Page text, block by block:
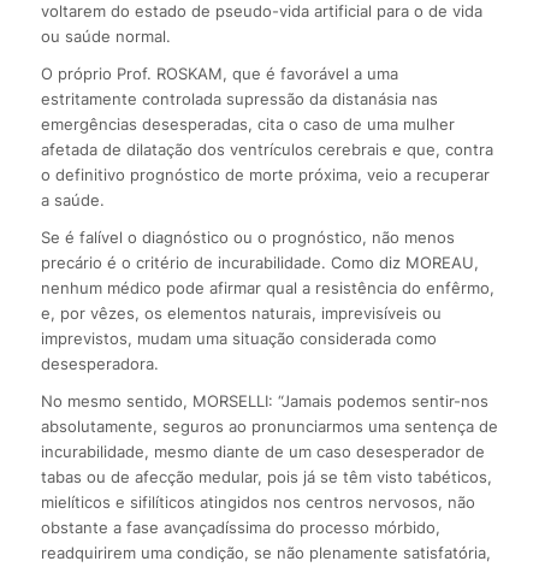
voltarem do estado de pseudo-vida artificial para o de vida
ou saúde normal.
O próprio Prof. ROSKAM, que é favorável a uma
estritamente controlada supressão da distanásia nas
emergências desesperadas, cita o caso de uma mulher
afetada de dilatação dos ventrículos cerebrais e que, contra
o definitivo prognóstico de morte próxima, veio a recuperar
a saúde.
Se é falível o diagnóstico ou o prognóstico, não menos
precário é o critério de incurabilidade. Como diz MOREAU,
nenhum médico pode afirmar qual a resistência do enfêrmo,
e, por vêzes, os elementos naturais, imprevisíveis ou
imprevistos, mudam uma situação considerada como
desesperadora.
No mesmo sentido, MORSELLI: “Jamais podemos sentir-nos
absolutamente, seguros ao pronunciarmos uma sentença de
incurabilidade, mesmo diante de um caso desesperador de
tabas ou de afecção medular, pois já se têm visto tabéticos,
mielíticos e sifilíticos atingidos nos centros nervosos, não
obstante a fase avançadíssima do processo mórbido,
readquirirem uma condição, se não plenamente satisfatória,